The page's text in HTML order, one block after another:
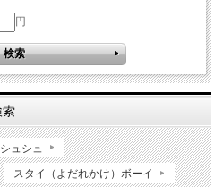
円
ュシュ
スタイ（よだれかけ）ボーイ